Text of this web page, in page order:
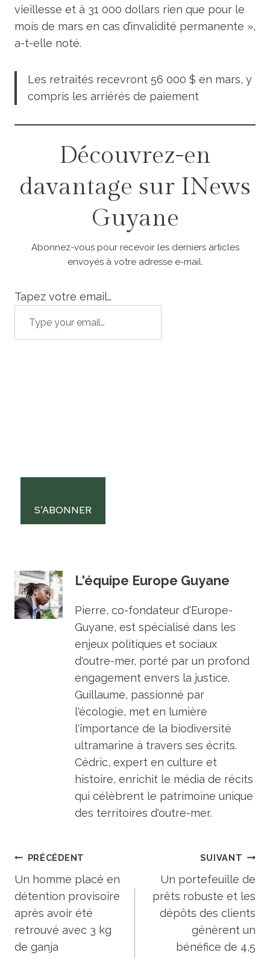
vieillesse et à 31 000 dollars rien que pour le
mois de mars en cas d’invalidité permanente »,
a-t-elle noté.
Les retraités recevront 56 000 $ en mars, y
compris les arriérés de paiement
Découvrez-en
davantage sur INews
Guyane
Abonnez-vous pour recevoir les derniers articles
envoyés à votre adresse e-mail.
Tapez votre email…
S’ABONNER
L'équipe Europe Guyane
Pierre, co-fondateur d'Europe-
Guyane, est spécialisé dans les
enjeux politiques et sociaux
d'outre-mer, porté par un profond
engagement envers la justice.
Guillaume, passionné par
l'écologie, met en lumière
l'importance de la biodiversité
ultramarine à travers ses écrits.
Cédric, expert en culture et
histoire, enrichit le média de récits
qui célèbrent le patrimoine unique
des territoires d'outre-mer.
Navigation
de
l’article
PRÉCÉDENT
Un homme placé en
détention provisoire
après avoir été
retrouvé avec 3 kg
de ganja
SUIVANT
Un portefeuille de
prêts robuste et les
dépôts des clients
génèrent un
bénéfice de 4,5